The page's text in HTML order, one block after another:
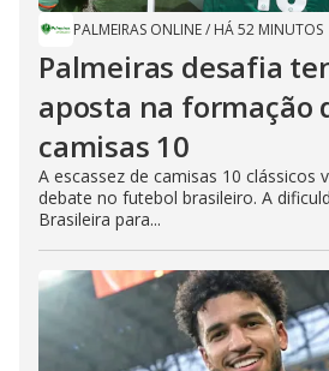
PALMEIRAS ONLINE/ HÁ 52 MINUTOS
Palmeiras desafia
aposta na formação
camisas 10
A escassez de camisas 10 clássicos
debate no futebol brasileiro. A
Brasileira para...